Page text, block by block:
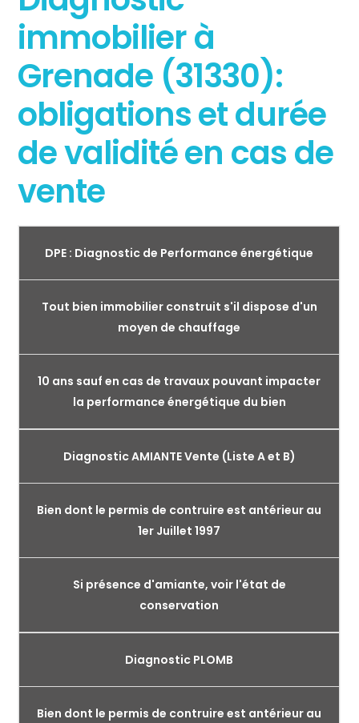
immobilier à
Grenade (31330):
obligations et durée
de validité en cas de
vente
DPE : Diagnostic de Performance énergétique
Tout bien immobilier construit s'il dispose d'un
moyen de chauffage
10 ans sauf en cas de travaux pouvant impacter
la performance énergétique du bien
Diagnostic AMIANTE Vente (Liste A et B)
Bien dont le permis de contruire est antérieur au
1er Juillet 1997
Si présence d'amiante, voir l'état de
conservation
Diagnostic PLOMB
Bien dont le permis de contruire est antérieur au